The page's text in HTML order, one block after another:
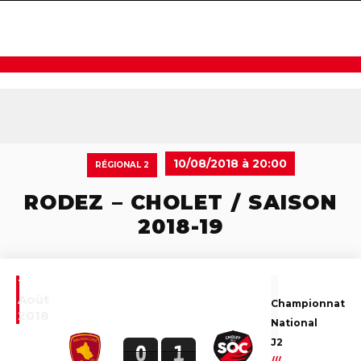
RÉGIONAL 2 10/08/2018 à 20:00
RODEZ – CHOLET / SAISON
2018-19
10
Août
2018
0 1
Championnat
National
J2